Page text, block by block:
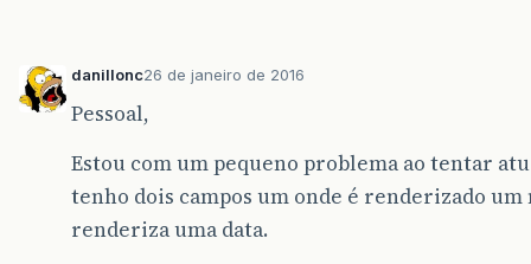
danillonc26 de janeiro de 2016
Pessoal,
Estou com um pequeno problema ao tentar
tenho dois campos um onde é renderizado
renderiza uma data.